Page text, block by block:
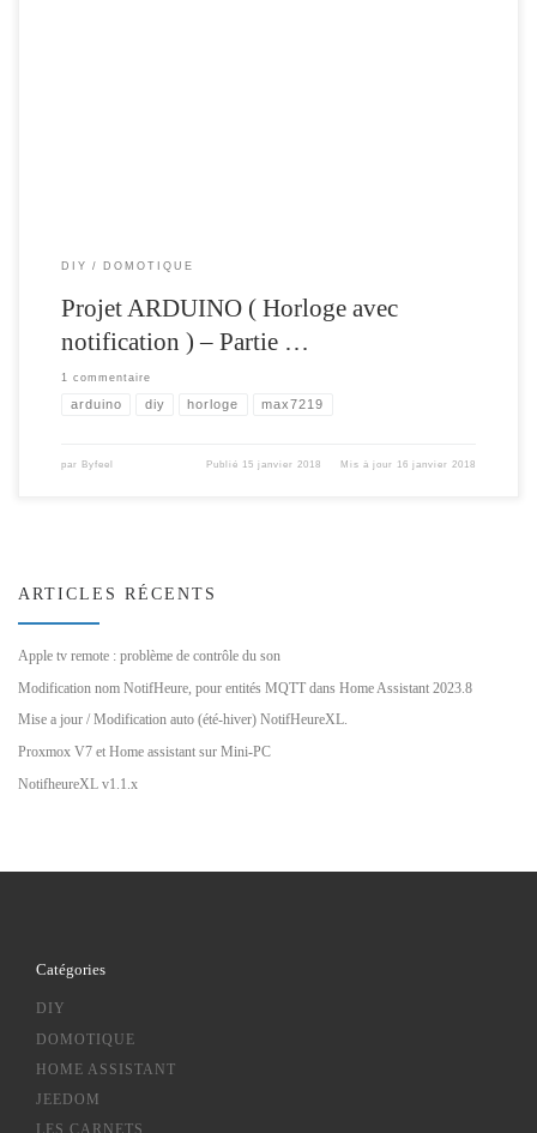
DIY DOMOTIQUE
Projet ARDUINO ( Horloge avec
notification ) – Partie …
1 commentaire
arduino diy horloge max7219
par Byfeel Publié 15 janvier 2018 Mis à jour 16 janvier 2018
ARTICLES RÉCENTS
Apple tv remote : problème de contrôle du son
Modification nom NotifHeure, pour entités MQTT dans Home Assistant 2023.8
Mise a jour / Modification auto (été-hiver) NotifHeureXL.
Proxmox V7 et Home assistant sur Mini-PC
NotifheureXL v1.1.x
Catégories
DIY
DOMOTIQUE
HOME ASSISTANT
JEEDOM